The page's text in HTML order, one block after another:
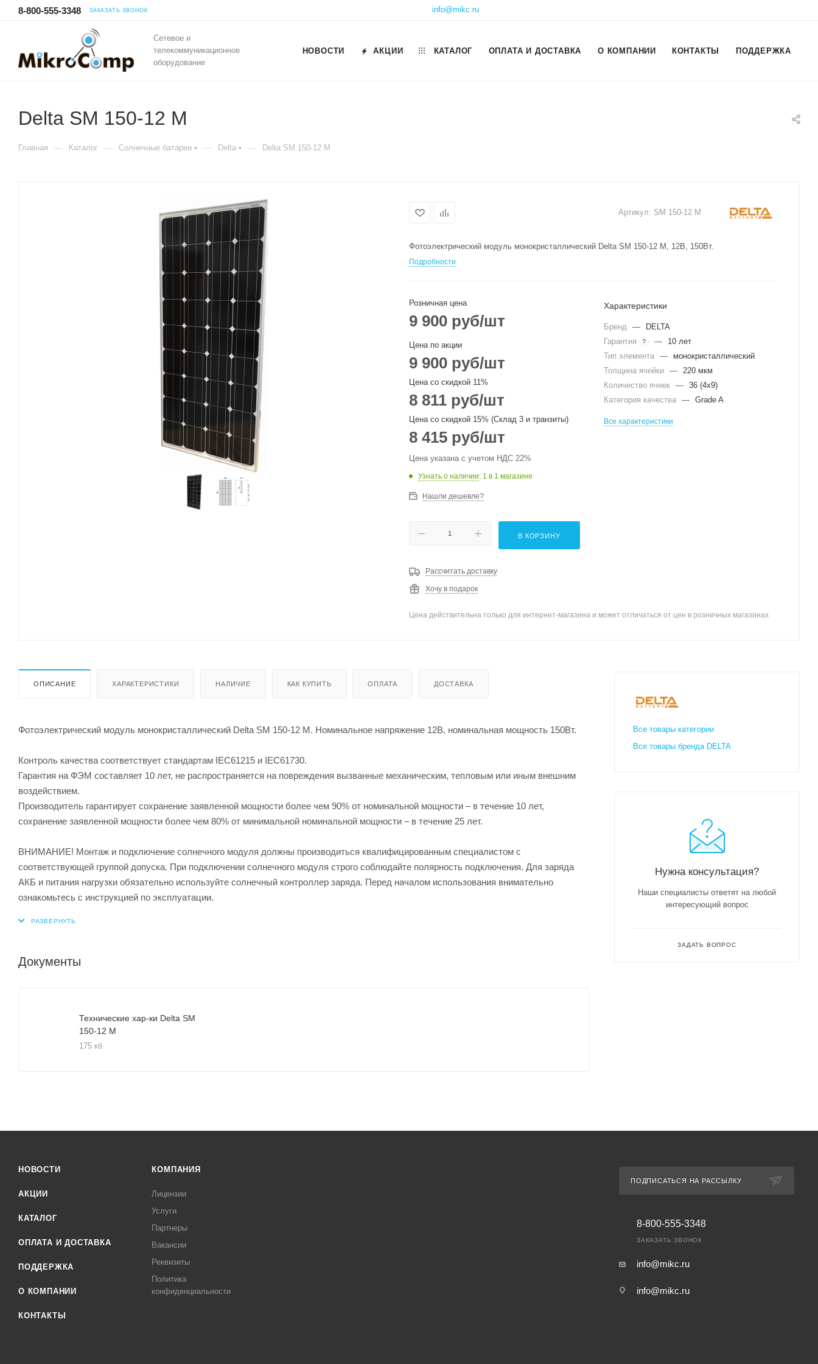
8-800-555-3348 ЗАКАЗАТЬ ЗВОНОК info@mikc.ru
Сетевое и
телекоммуникационное
оборудование
НОВОСТИ АКЦИИ КАТАЛОГ ОПЛАТА И ДОСТАВКА О КОМПАНИИ КОНТАКТЫ ПОДДЕРЖКА
Delta SM 150-12 M
Главная — Каталог — Солнечные батареи — Delta — Delta SM 150-12 M
Артикул: SM 150-12 M
Фотоэлектрический модуль монокристаллический Delta SM 150-12 M, 12В, 150Вт.
Подробности
Розничная цена
9 900 руб/шт
Цена по акции
9 900 руб/шт
Цена со скидкой 11%
8 811 руб/шт
Цена со скидкой 15% (Склад 3 и транзиты)
8 415 руб/шт
Цена указана с учетом НДС 22%
Узнать о наличии: 1 в 1 магазине
Нашли дешевле?
В КОРЗИНУ
Рассчитать доставку
Хочу в подарок
Характеристики
Бренд —
DELTA
Гарантия
? —
10 лет
Тип элемента —
монокристаллический
Толщина ячейки — 220 мкм
Количество ячеек — 36 (4х9)
Категория качества — Grade A
Все характеристики
Цена действительна только для интернет-магазина и может отличаться от цен в розничных магазинах
ОПИСАНИЕ ХАРАКТЕРИСТИКИ НАЛИЧИЕ КАК КУПИТЬ ОПЛАТА ДОСТАВКА
Фотоэлектрический модуль монокристаллический Delta SM 150-12 M. Номинальное напряжение 12В, номинальная мощность 150Вт.
Контроль качества соответствует стандартам IEC61215 и IEC61730.
Гарантия на ФЭМ составляет 10 лет, не распространяется на повреждения вызванные механическим, тепловым или иным внешним
воздействием.
Производитель гарантирует сохранение заявленной мощности более чем 90% от номинальной мощности – в течение 10 лет,
сохранение заявленной мощности более чем 80% от минимальной номинальной мощности – в течение 25 лет.
ВНИМАНИЕ! Монтаж и подключение солнечного модуля должны производиться квалифицированным специалистом с
соответствующей группой допуска. При подключении солнечного модуля строго соблюдайте полярность подключения. Для заряда
АКБ и питания нагрузки обязательно используйте солнечный контроллер заряда. Перед началом использования внимательно
ознакомьтесь с инструкцией по эксплуатации.
Документы
Технические хар-ки Delta SM
150-12 M
175 кб
Все товары категории
Все товары бренда DELTA
Нужна консультация?
Наши специалисты ответят на любой
интересующий вопрос
ЗАДАТЬ ВОПРОС
НОВОСТИ
АКЦИИ
КАТАЛОГ
ОПЛАТА И ДОСТАВКА
ПОДДЕРЖКА
О КОМПАНИИ
КОНТАКТЫ
КОМПАНИЯ
Лицензии
Услуги
Партнеры
Вакансии
Реквизиты
Политика
конфиденциальности
ПОДПИСАТЬСЯ НА РАССЫЛКУ
8-800-555-3348
ЗАКАЗАТЬ ЗВОНОК
info@mikc.ru
info@mikc.ru